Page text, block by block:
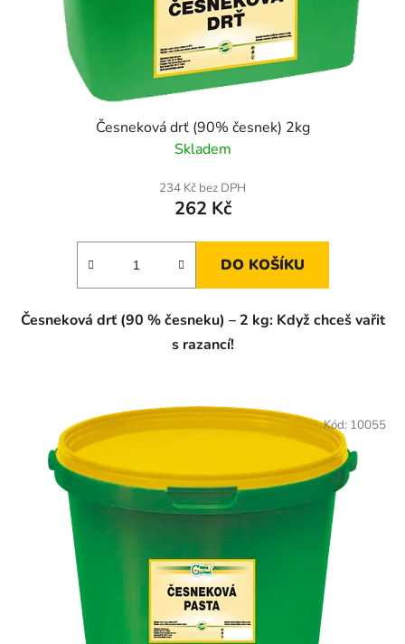
Česneková drť (90% česnek) 2kg
Skladem
234 Kč bez DPH
262 Kč
DO KOŠÍKU
Česneková drť (90 % česneku) – 2 kg: Když chceš vařit
s razancí!
Kód: 10055